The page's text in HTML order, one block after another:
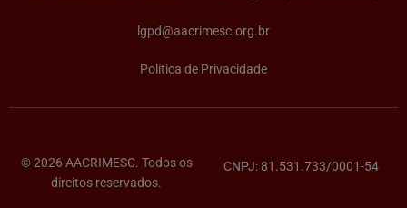
lgpd@aacrimesc.org.br
Política de Privacidade
© 2026 AACRIMESC. Todos os
direitos reservados.
CNPJ: 81.531.733/0001-54